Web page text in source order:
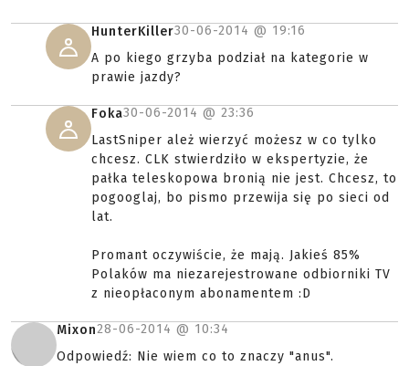
HunterKiller30-06-2014 @ 19:16
A po kiego grzyba podział na kategorie w
prawie jazdy?
Foka30-06-2014 @ 23:36
LastSniper ależ wierzyć możesz w co tylko
chcesz. CLK stwierdziło w ekspertyzie, że
pałka teleskopowa bronią nie jest. Chcesz, to
pogooglaj, bo pismo przewija się po sieci od
lat.
Promant oczywiście, że mają. Jakieś 85%
Polaków ma niezarejestrowane odbiorniki TV
z nieopłaconym abonamentem :D
Mixon28-06-2014 @ 10:34
Odpowiedź: Nie wiem co to znaczy "anus".